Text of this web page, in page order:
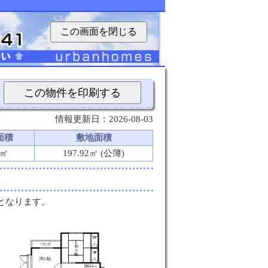
この画面を閉じる
この物件を印刷する
情報更新日：2026-08-03
積
敷地面積
197.92㎡ (公簿)
ります。